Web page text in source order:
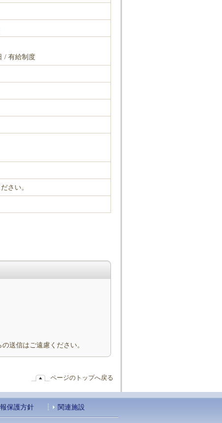
/ 有給制度
さい。
送信はご遠慮ください。
ページのトップへ戻る
保護方針 関連施設